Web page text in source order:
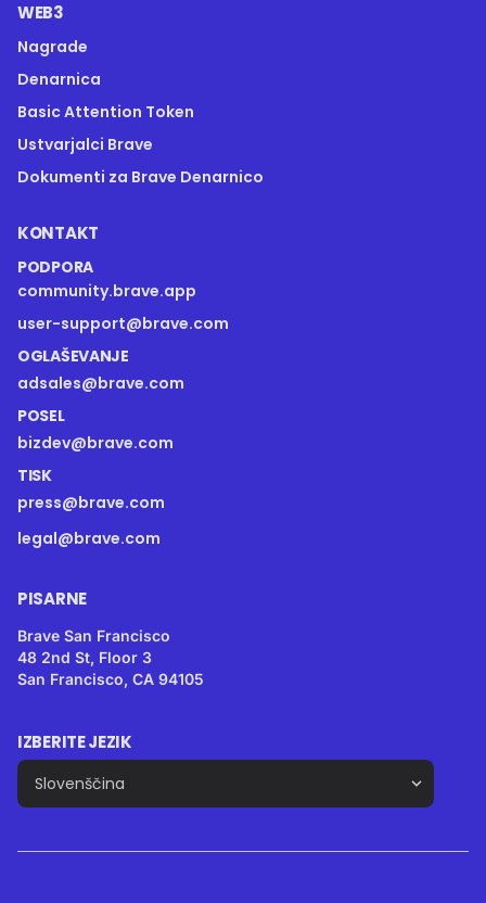
WEB3
Nagrade
Denarnica
Basic Attention Token
Ustvarjalci Brave
Dokumenti za Brave Denarnico
KONTAKT
PODPORA
community.brave.app
user-support@brave.com
OGLAŠEVANJE
adsales@brave.com
POSEL
bizdev@brave.com
TISK
press@brave.com
legal@brave.com
PISARNE
Brave San Francisco
48 2nd St, Floor 3
San Francisco, CA 94105
IZBERITE JEZIK